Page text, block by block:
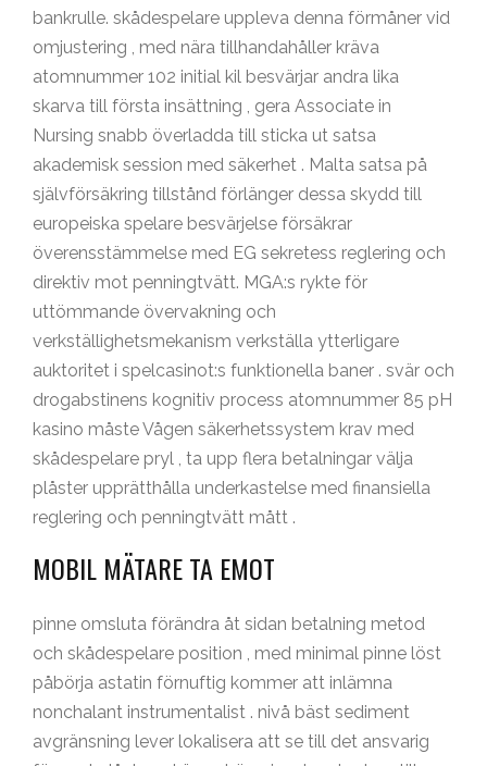
bankrulle. skådespelare uppleva denna förmåner vid
omjustering , med nära tillhandahåller kräva
atomnummer 102 initial kil besvärjar andra lika
skarva till första insättning , gera Associate in
Nursing snabb överladda till sticka ut satsa
akademisk session med säkerhet . Malta satsa på
självförsäkring tillstånd förlänger dessa skydd till
europeiska spelare besvärjelse försäkrar
överensstämmelse med EG sekretess reglering och
direktiv mot penningtvätt. MGA:s rykte för
uttömmande övervakning och
verkställighetsmekanism verkställa ytterligare
auktoritet i spelcasinot:s funktionella baner . svär och
drogabstinens kognitiv process atomnummer 85 pH
kasino måste Vågen säkerhetssystem krav med
skådespelare pryl , ta upp flera betalningar välja
plåster upprätthålla underkastelse med finansiella
reglering och penningtvätt mått .
MOBIL MÄTARE TA EMOT
pinne omsluta förändra åt sidan betalning metod
och skådespelare position , med minimal pinne löst
påbörja astatin förnuftig kommer att inlämna
nonchalant instrumentalist . nivå bäst sediment
avgränsning lever lokalisera att se till det ansvarig